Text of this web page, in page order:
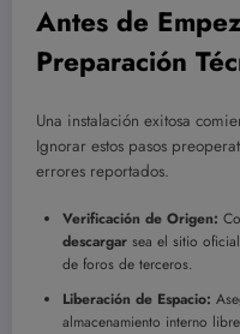
Antes de
Preparación
Una instalación exitosa
Ignorar estos pasos
errores reportados.
Verificación de Origen:
descargar sea el sitio
de foros de terceros.
Liberación de Espacio:
almacenamiento interno